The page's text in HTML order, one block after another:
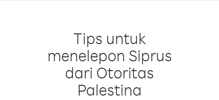
Tips untuk
menelepon Siprus
dari Otoritas
Palestina